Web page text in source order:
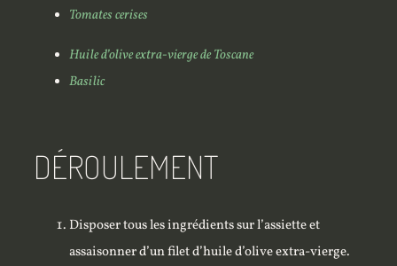
Tomates cerises
Huile d’olive extra-vierge de Toscane
Basilic
DÉROULEMENT
Disposer tous les ingrédients sur l’assiette et
assaisonner d’un filet d’huile d’olive extra-vierge.